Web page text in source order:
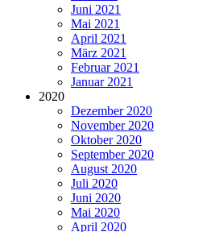
Juni 2021
Mai 2021
April 2021
März 2021
Februar 2021
Januar 2021
2020
Dezember 2020
November 2020
Oktober 2020
September 2020
August 2020
Juli 2020
Juni 2020
Mai 2020
April 2020